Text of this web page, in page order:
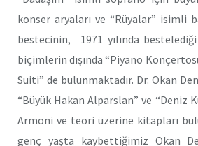
konser aryaları ve “Rüyalar” isimli
bestecinin, 1971 yılında
biçimlerin dışında “Piyano
Suiti” de bulunmaktadır. Dr. Okan
“Büyük Hakan Alparslan” ve “Deniz
Armoni ve teori üzerine kitapları
genç yaşta kaybettiğimiz Okan